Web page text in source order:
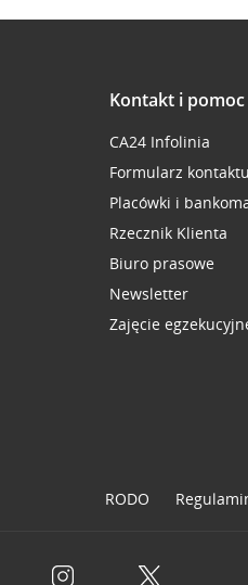
Kontakt i pomoc
CA24 Infolinia
Formularz kontaktu
Placówki i
Rzecznik Klienta
Biuro prasowe
Newsletter
Zajęcie
RODO